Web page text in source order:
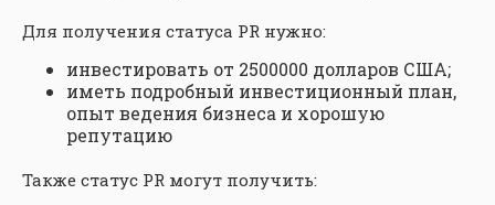
Для получения статуса PR нужно:
инвестировать от 2500000 долларов США;
иметь подробный инвестиционный план,
опыт ведения бизнеса и хорошую
репутацию
Также статус PR могут получить: